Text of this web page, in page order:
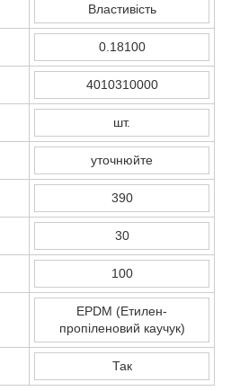
Властивість
0.18100
4010310000
шт.
уточнюйте
390
30
100
EPDM (Етилен-
пропіленовий каучук)
Так